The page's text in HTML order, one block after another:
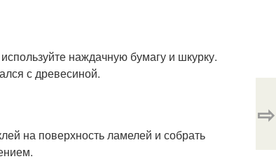
наждачную бумагу и шкурку.
с древесиной.
на поверхность ламелей и собрать
⇨